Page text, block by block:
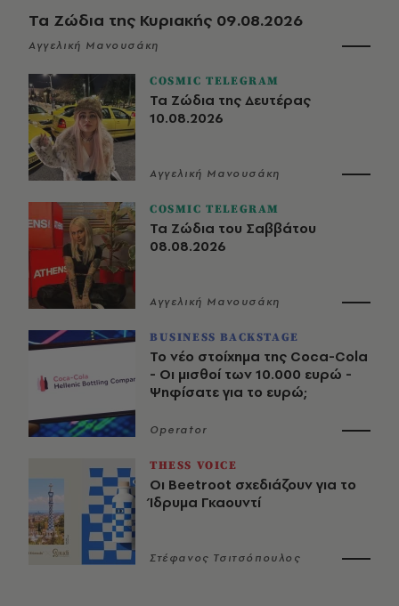
Τα Ζώδια της Κυριακής 09.08.2026
Αγγελική Μανουσάκη
COSMIC TELEGRAM
Τα Ζώδια της Δευτέρας
10.08.2026
Αγγελική Μανουσάκη
COSMIC TELEGRAM
Τα Ζώδια του Σαββάτου
08.08.2026
Αγγελική Μανουσάκη
BUSINESS BACKSTAGE
Το νέο στοίχημα της Coca-Cola
- Οι μισθοί των 10.000 ευρώ -
Ψηφίσατε για το ευρώ;
Operator
THESS VOICE
Οι Beetroot σχεδιάζουν για το
Ίδρυμα Γκαουντί
Στέφανος Τσιτσόπουλος